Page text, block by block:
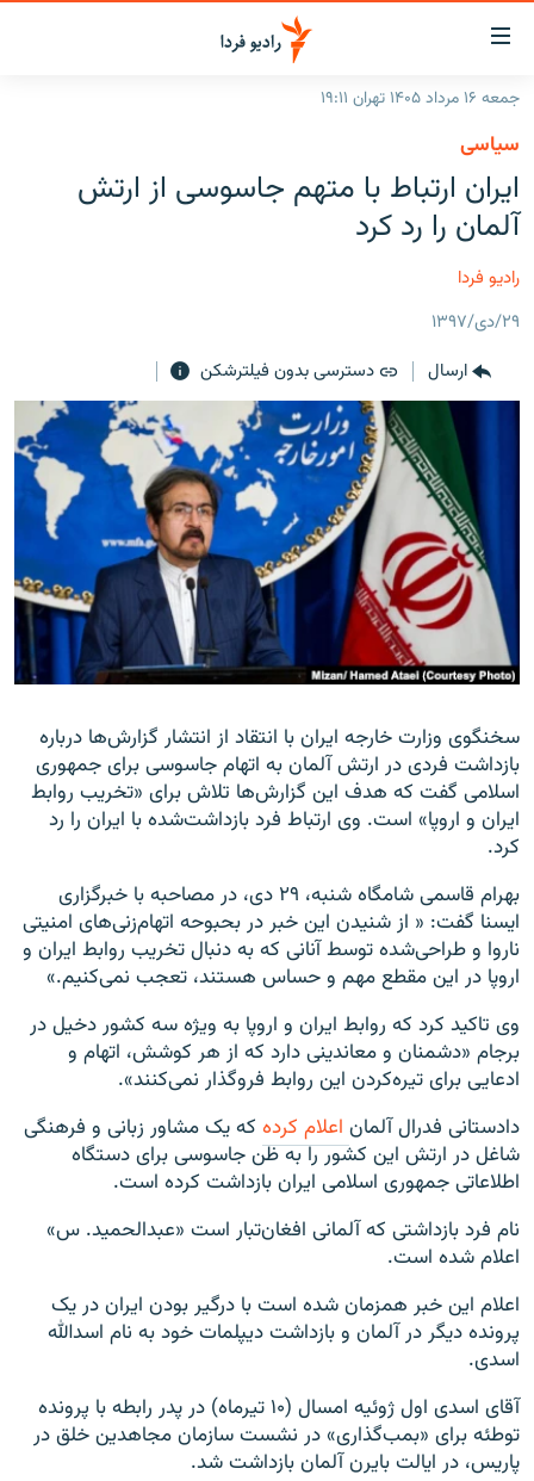
لینک‌های
قابلیت
دسترسی
بازگشت
منوی
اصلی
رفتن
به
صفحه
ایران
جهان
فرکانس‌ها
پادکست
چندرسانه‌ای
گزارش‌های تصویری
گزارش‌های ویدئویی
زنان فردا
English
به ما بپیوندید
زبان‌های دیگر
جمعه ۱۶ مرداد ۱۴۰۵ تهران ۱۹:۱۱
سیاسی
ایران ارتباط با متهم جاسوسی از ارتش
آلمان را رد کرد
رادیو فردا
۲۹/دی/۱۳۹۷
ارسال
دسترسی بدون فیلترشکن
سخنگوی وزارت خارجه ایران با انتقاد از انتشار گزارش‌ها درباره
بازداشت فردی در ارتش آلمان به اتهام جاسوسی برای جمهوری
اسلامی گفت که هدف این گزارش‌ها تلاش برای «تخریب روابط
ایران و اروپا» است. وی ارتباط فرد بازداشت‌شده با ایران را رد
کرد.
بهرام قاسمی شامگاه شنبه، ۲۹ دی، در مصاحبه با خبرگزاری
ایسنا گفت: « از شنیدن این خبر در بحبوحه اتهام‌زنی‌های امنیتی
ناروا و طراحی‌شده توسط آنانی که به دنبال تخریب روابط ایران و
اروپا در این مقطع مهم و حساس هستند، تعجب نمی‌کنیم.»
وی تاکید کرد که روابط ایران و اروپا به ویژه سه کشور دخیل در
برجام «دشمنان و معاندینی دارد که از هر کوشش، اتهام و
ادعایی برای تیره‌کردن این روابط فروگذار نمی‌کنند».
دادستانی فدرال آلمان اعلام کرده که یک مشاور زبانی و فرهنگی
شاغل در ارتش این کشور را به ظن جاسوسی برای دستگاه
اطلاعاتی جمهوری اسلامی ایران بازداشت کرده است.
نام فرد بازداشتی که آلمانی افغان‌تبار است «عبدالحمید. س»
اعلام شده است.
اعلام این خبر همزمان شده است با درگیر بودن ایران در یک
پرونده دیگر در آلمان و بازداشت دیپلمات خود به نام اسدالله
اسدی.
آقای اسدی اول ژوئیه امسال (۱۰ تیرماه) در پدر رابطه با پرونده
توطئه برای «بمب‌گذاری» در نشست سازمان مجاهدین خلق در
پاریس، در ایالت بایرن آلمان بازداشت شد.